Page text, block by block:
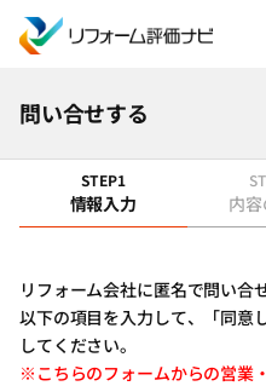
問い合せする
STEP1
情報入力 内
リフォーム会社に匿名で問い合
以下の項目を入力して、「同意
してください。
※こちらのフォームからの営業・商談・営利目的のメッセージの送